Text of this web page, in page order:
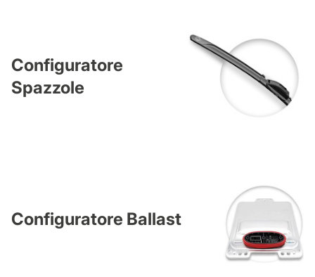
Configuratore
Spazzole
Configuratore Ballast